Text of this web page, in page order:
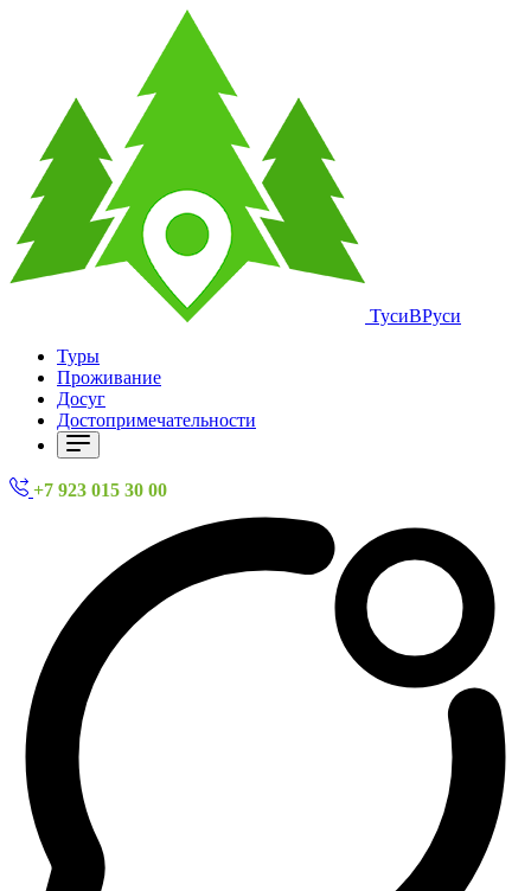
ТусиВРуси
Туры
Проживание
Досуг
Достопримечательности
+7 923 015 30 00